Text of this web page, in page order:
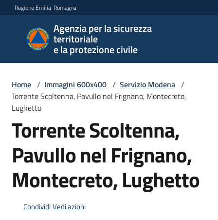
Vai al contenuto
Vai alla navigazione
Vai al footer
Regione Emilia-Romagna
Agenzia per la sicurezza
territoriale
e la protezione civile
Agenzia
per la
sicurezza
e la
protezione
civile
Argomenti
Novità
Home / Immagini 600x400 / Servizio Modena /
Torrente Scoltenna, Pavullo nel Frignano, Montecreto,
Lughetto
Torrente Scoltenna,
Pavullo nel Frignano,
Montecreto, Lughetto
CondividiVedi azioni